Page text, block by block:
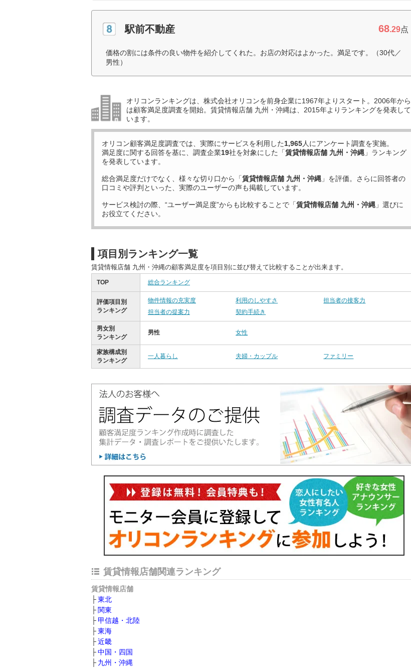
駅前不動産 68.29点
価格の割には条件の良い物件を紹介してくれた。お店の対応はよかった。満足です。（30代／
男性）
オリコンランキングは、株式会社オリコンを前身企業に1967年よりスタート。2006年から
は顧客満足度調査を開始。賃貸情報店舗 九州・沖縄は、2015年よりランキングを発表して
います。
オリコン顧客満足度調査では、実際にサービスを利用した1,965人にアンケート調査を実施。
満足度に関する回答を基に、調査企業19社を対象にした「賃貸情報店舗 九州・沖縄 」ランキング
を発表しています。
総合満足度だけでなく、様々な切り口から「賃貸情報店舗 九州・沖縄 」を評価。さらに回答者の
口コミや評判といった、実際のユーザーの声も掲載しています。
サービス検討の際、“ユーザー満足度”からも比較することで「賃貸情報店舗 九州・沖縄 」選びに
お役立てください。
項目別ランキング一覧
賃貸情報店舗 九州・沖縄の顧客満足度を項目別に並び替えて比較することが出来ます。
TOP 総合ランキング
評価項目別
ランキング
物件情報の充実度 利用のしやすさ
担当者の接客力
担当者の提案力
契約手続き
男女別
ランキング
男性 女性
家族構成別
ランキング
一人暮らし 夫婦・カップル ファミリー
賃貸情報店舗関連ランキング
賃貸情報店舗
東北
関東
甲信越・北陸
東海
近畿
中国・四国
九州・沖縄